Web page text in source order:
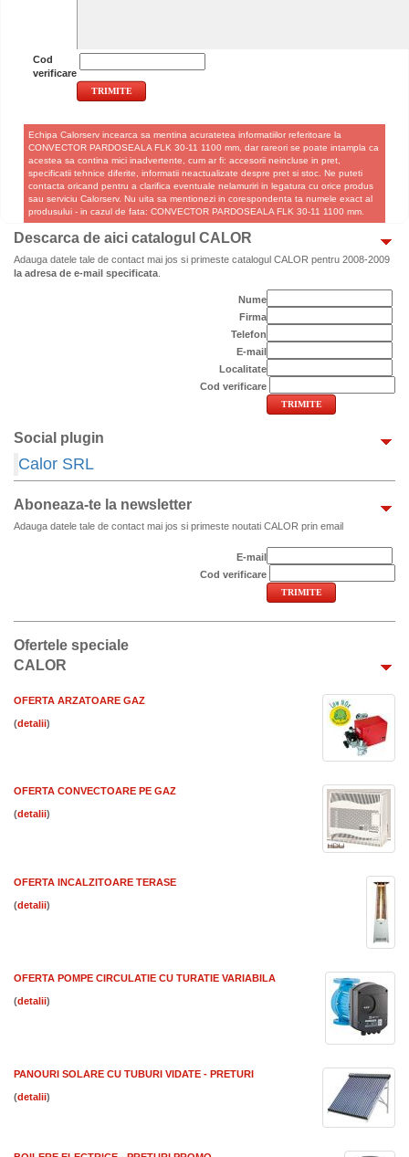
Cod
verificare
Echipa Calorserv incearca sa mentina acuratetea informatiilor referitoare la
CONVECTOR PARDOSEALA FLK 30-11 1100 mm, dar rareori se poate intampla ca
acestea sa contina mici inadvertente, cum ar fi: accesorii neincluse in pret,
specificatii tehnice diferite, informatii neactualizate despre pret si stoc. Ne puteti
contacta oricand pentru a clarifica eventuale nelamuriri in legatura cu orice produs
sau serviciu Calorserv. Nu uita sa mentionezi in corespondenta ta numele exact al
produsului - in cazul de fata: CONVECTOR PARDOSEALA FLK 30-11 1100 mm.
Descarca de aici catalogul CALOR
Adauga datele tale de contact mai jos si primeste catalogul CALOR pentru 2008-2009
la adresa de e-mail specificata
Nume
Firma
Telefon
E-mail
Localitate
Cod verificare
Social plugin
Calor SRL
Aboneaza-te la newsletter
Adauga datele tale de contact mai jos si primeste noutati CALOR prin email
E-mail
Cod verificare
Ofertele speciale
CALOR
OFERTA ARZATOARE GAZ
( )
OFERTA CONVECTOARE PE GAZ
( )
OFERTA INCALZITOARE TERASE
( )
OFERTA POMPE CIRCULATIE CU TURATIE VARIABILA
( )
PANOURI SOLARE CU TUBURI VIDATE - PRETURI
( )